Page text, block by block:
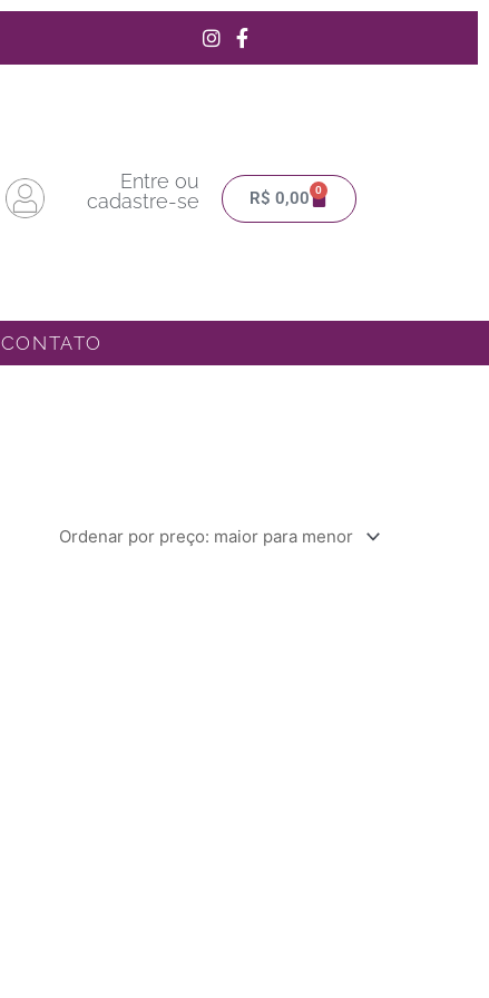
Entre ou
cadastre-se
R$ 0,00 0
Carrinho
CONTATO